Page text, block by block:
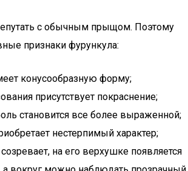
с обычным прыщом. Поэтому
признаки фурункула:
конусообразную форму;
присутствует покраснение;
становится все более выраженной;
нестерпимый характер;
на его верхушке появляется